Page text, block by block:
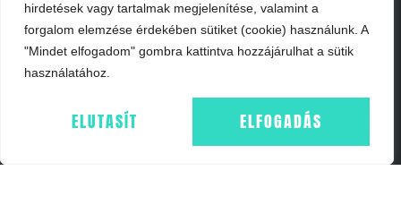
hirdetések vagy tartalmak megjelenítése, valamint a
forgalom elemzése érdekében sütiket (cookie) használunk. A
"Mindet elfogadom" gombra kattintva hozzájárulhat a sütik
használatához.
ELUTASÍT ELFOGADÁS
ÁSZF
ADATKEZELÉS - GDPR
COOKIE NYILATKOZAT
FŐOLDAL